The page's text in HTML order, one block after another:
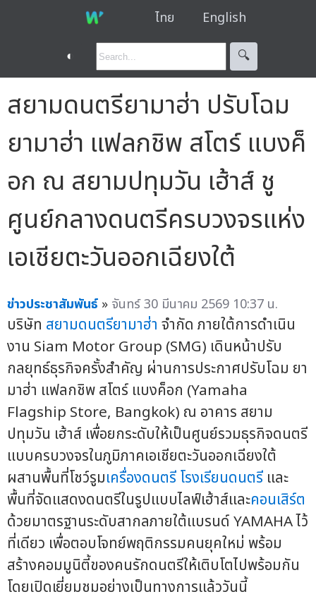
ไทย English
◐ 🔍︎
สยามดนตรียามาฮ่า ปรับโฉม
ยามาฮ่า แฟลกชิพ สโตร์ แบงค็
อก ณ สยามปทุมวัน เฮ้าส์ ชู
ศูนย์กลางดนตรีครบวงจรแห่ง
เอเชียตะวันออกเฉียงใต้
ข่าวประชาสัมพันธ์ » จันทร์ 30 มีนาคม 2569 10:37 น.
บริษัท สยามดนตรียามาฮ่า จำกัด ภายใต้การดำเนิน
งาน Siam Motor Group (SMG) เดินหน้าปรับ
กลยุทธ์ธุรกิจครั้งสำคัญ ผ่านการประกาศปรับโฉม ยา
มาฮ่า แฟลกชิพ สโตร์ แบงค็อก (Yamaha
Flagship Store, Bangkok) ณ อาคาร สยาม
ปทุมวัน เฮ้าส์ เพื่อยกระดับให้เป็นศูนย์รวมธุรกิจดนตรี
แบบครบวงจรในภูมิภาคเอเชียตะวันออกเฉียงใต้
ผสานพื้นที่โชว์รูมเครื่องดนตรีโรงเรียนดนตรี และ
พื้นที่จัดแสดงดนตรีในรูปแบบไลฟ์เฮ้าส์และคอนเสิร์ต
ด้วยมาตรฐานระดับสากลภายใต้แบรนด์ YAMAHA ไว้
ที่เดียว เพื่อตอบโจทย์พฤติกรรมคนยุคใหม่ พร้อม
สร้างคอมมูนิตี้ของคนรักดนตรีให้เติบโตไปพร้อมกัน
โดยเปิดเยี่ยมชมอย่างเป็นทางการแล้ววันนี้